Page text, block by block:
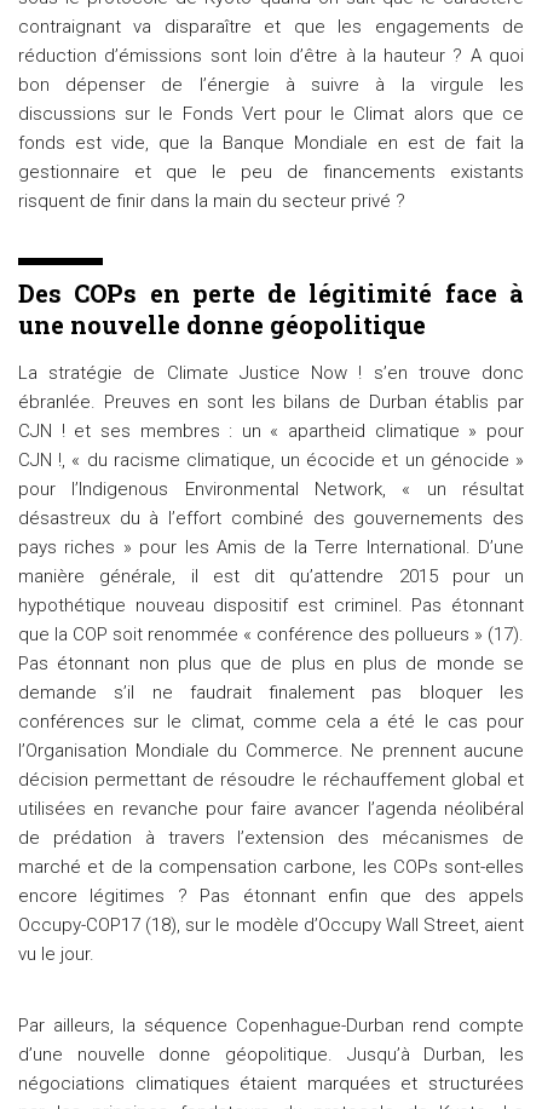
contraignant va disparaître et que les engagements de
réduction d’émissions sont loin d’être à la hauteur ? A quoi
bon dépenser de l’énergie à suivre à la virgule les
discussions sur le Fonds Vert pour le Climat alors que ce
fonds est vide, que la Banque Mondiale en est de fait la
gestionnaire et que le peu de financements existants
risquent de finir dans la main du secteur privé ?
Des COPs en perte de légitimité face à
une nouvelle donne géopolitique
La stratégie de Climate Justice Now ! s’en trouve donc
ébranlée. Preuves en sont les bilans de Durban établis par
CJN ! et ses membres : un « apartheid climatique » pour
CJN !, « du racisme climatique, un écocide et un génocide »
pour l’Indigenous Environmental Network, « un résultat
désastreux du à l’effort combiné des gouvernements des
pays riches » pour les Amis de la Terre International. D’une
manière générale, il est dit qu’attendre 2015 pour un
hypothétique nouveau dispositif est criminel. Pas étonnant
que la COP soit renommée « conférence des pollueurs » (17).
Pas étonnant non plus que de plus en plus de monde se
demande s’il ne faudrait finalement pas bloquer les
conférences sur le climat, comme cela a été le cas pour
l’Organisation Mondiale du Commerce. Ne prennent aucune
décision permettant de résoudre le réchauffement global et
utilisées en revanche pour faire avancer l’agenda néolibéral
de prédation à travers l’extension des mécanismes de
marché et de la compensation carbone, les COPs sont-elles
encore légitimes ? Pas étonnant enfin que des appels
Occupy-COP17 (18), sur le modèle d’Occupy Wall Street, aient
vu le jour.
Par ailleurs, la séquence Copenhague-Durban rend compte
d’une nouvelle donne géopolitique. Jusqu’à Durban, les
négociations climatiques étaient marquées et structurées